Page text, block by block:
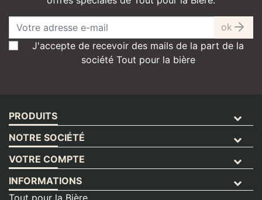
ok
J'accepte de recevoir des mails de la part de la
société Tout pour la bière
PRODUITS
NOTRE SOCIÉTÉ
VOTRE COMPTE
INFORMATIONS
Tout pour la Bière